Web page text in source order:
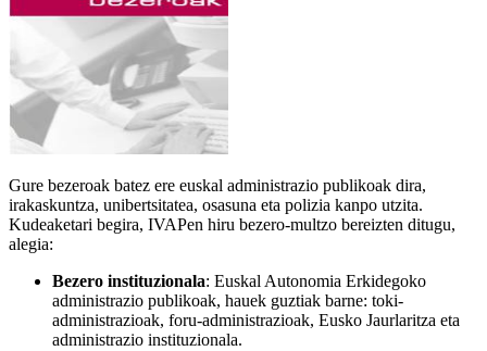
Gure bezeroak batez ere euskal administrazio publikoak dira,
irakaskuntza, unibertsitatea, osasuna eta polizia kanpo utzita.
Kudeaketari begira, IVAPen hiru bezero-multzo bereizten ditugu,
alegia:
Bezero instituzionala: Euskal Autonomia Erkidegoko
administrazio publikoak, hauek guztiak barne: toki-
administrazioak, foru-administrazioak, Eusko Jaurlaritza eta
administrazio instituzionala.